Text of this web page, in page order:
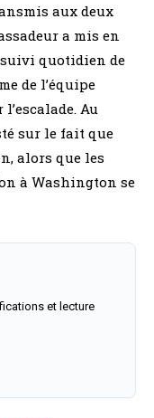
aux deux
a mis en
quotidien de
de l’équipe
Au
sur le fait que
alors que les
à Washington se
et lecture